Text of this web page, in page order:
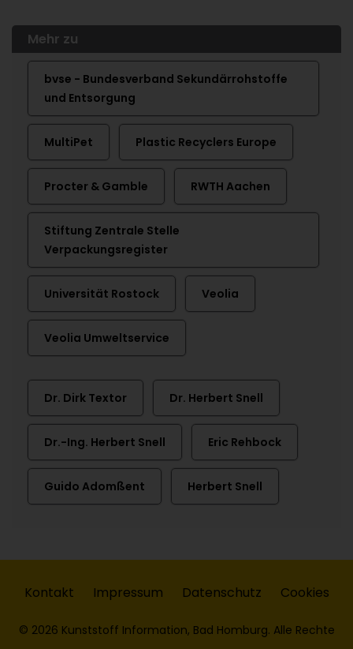
Mehr zu
bvse - Bundesverband Sekundärrohstoffe
und Entsorgung
MultiPet Plastic Recyclers Europe
Procter & Gamble RWTH Aachen
Stiftung Zentrale Stelle
Verpackungsregister
Universität Rostock Veolia
Veolia Umweltservice
Dr. Dirk Textor Dr. Herbert Snell
Dr.-Ing. Herbert Snell Eric Rehbock
Guido Adomßent Herbert Snell
Kontakt Impressum Datenschutz Cookies
© 2026 Kunststoff Information, Bad Homburg. Alle Rechte